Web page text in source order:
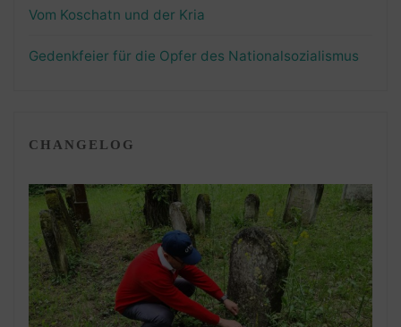
Vom Koschatn und der Kria
Gedenkfeier für die Opfer des Nationalsozialismus
CHANGELOG